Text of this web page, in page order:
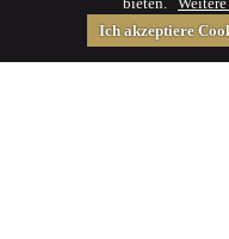
Ich akzeptiere